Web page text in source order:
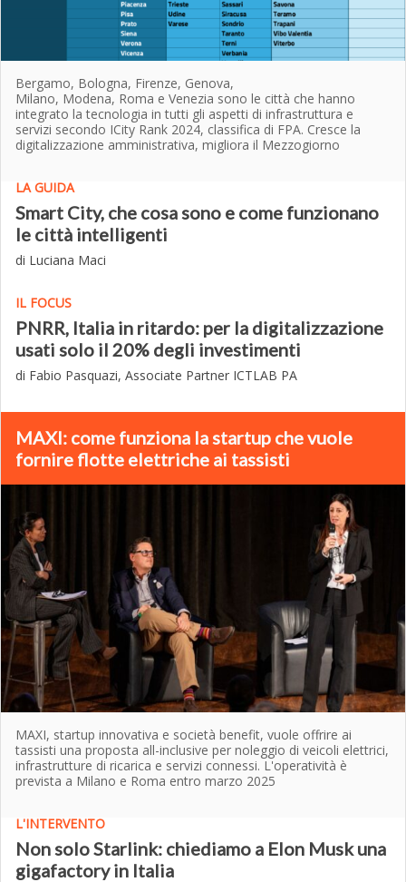
Bergamo, Bologna, Firenze, Genova,
Milano, Modena, Roma e Venezia sono le città che hanno
integrato la tecnologia in tutti gli aspetti di infrastruttura e
servizi secondo ICity Rank 2024, classifica di FPA. Cresce la
digitalizzazione amministrativa, migliora il Mezzogiorno
LA GUIDA
Smart City, che cosa sono e come funzionano
le città intelligenti
di Luciana Maci
IL FOCUS
PNRR, Italia in ritardo: per la digitalizzazione
usati solo il 20% degli investimenti
di Fabio Pasquazi, Associate Partner ICTLAB PA
MAXI: come funziona la startup che vuole
fornire flotte elettriche ai tassisti
MAXI, startup innovativa e società benefit, vuole offrire ai
tassisti una proposta all-inclusive per noleggio di veicoli elettrici,
infrastrutture di ricarica e servizi connessi. L'operatività è
prevista a Milano e Roma entro marzo 2025
L'INTERVENTO
Non solo Starlink: chiediamo a Elon Musk una
gigafactory in Italia